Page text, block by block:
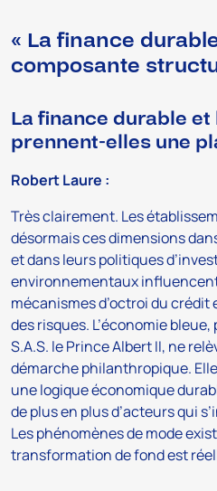
« La finance
composante
La finance durable et
prennent-elles une
Robert Laure :
Très clairement. Les
désormais ces dimensions
et dans leurs politiques
environnementaux
mécanismes d’octroi du crédit
des risques. L’économie
S.A.S. le Prince Albert II, ne
démarche philanthropique.
une logique économique
de plus en plus d’acteurs qui
Les phénomènes de mode
transformation de fond est